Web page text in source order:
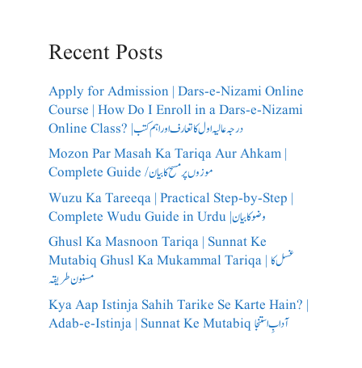
Recent Posts
Apply for Admission | Dars-e-Nizami Online
Course | How Do I Enroll in a Dars-e-Nizami
Online Class? |درجہ عالیہ اول کا تعارف اور اہم کتب
Mozon Par Masah Ka Tariqa Aur Ahkam |
Complete Guide /​موزوں پر مسح کا بیان
Wuzu Ka Tareeqa | Practical Step-by-Step |
Complete Wudu Guide in Urdu |وضو کا بیان
Ghusl Ka Masnoon Tariqa | Sunnat Ke
Mutabiq Ghusl Ka Mukammal Tariqa | غسل کا
مسنون طریقہ
Kya Aap Istinja Sahih Tarike Se Karte Hain? |
Adab-e-Istinja | Sunnat Ke Mutabiq آدابِ استنجا